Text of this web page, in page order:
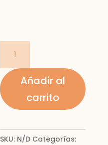
Polo
cantidadAñadir al
carrito
SKU: N/D Categorías: